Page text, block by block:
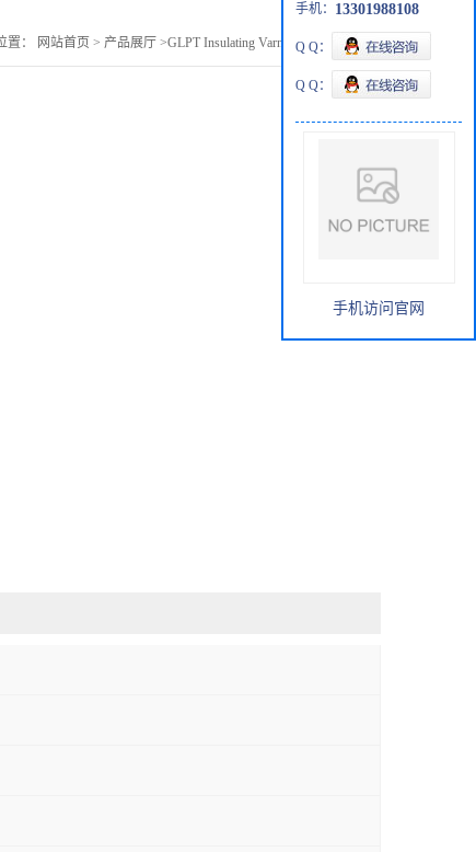
置： 网站首页 > 产品展厅 >GLPT Insulating Varnish Coating, Red
手机： 13301988108
Q Q：
Q Q：
手机访问官网